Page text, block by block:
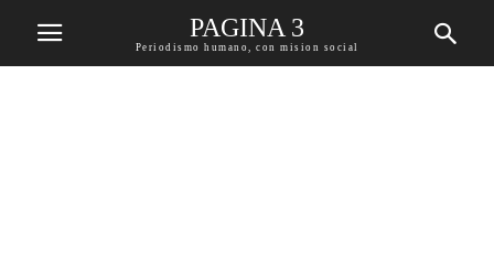
PAGINA 3
Periodismo humano, con mision social